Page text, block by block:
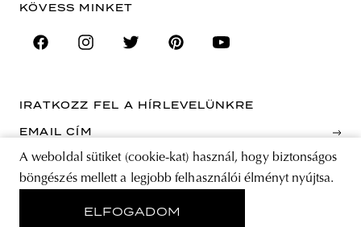
A weboldal sütiket (cookie-kat) használ, hogy biztonságos
böngészés mellett a legjobb felhasználói élményt nyújtsa.
ELFOGADOM
KÖVESS MINKET
IRATKOZZ FEL A HÍRLEVELÜNKRE
EMAIL CÍM
A feliratkozással elfogadja az Általános Szerződési Feltételeket és kijelenti,
hogy elolvasta az Adatvédelmi nyilatkozatot.